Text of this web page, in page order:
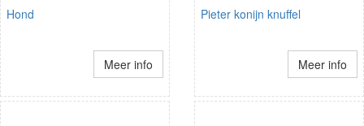
Hond
Meer info
Pieter konijn knuffel
Meer info